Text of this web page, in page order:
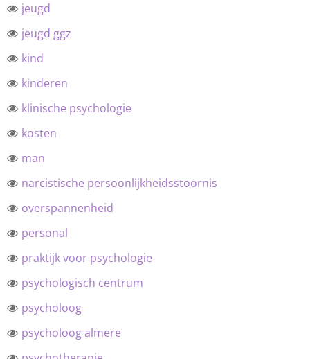
jeugd
jeugd ggz
kind
kinderen
klinische psychologie
kosten
man
narcistische persoonlijkheidsstoornis
overspannenheid
personal
praktijk voor psychologie
psychologisch centrum
psycholoog
psycholoog almere